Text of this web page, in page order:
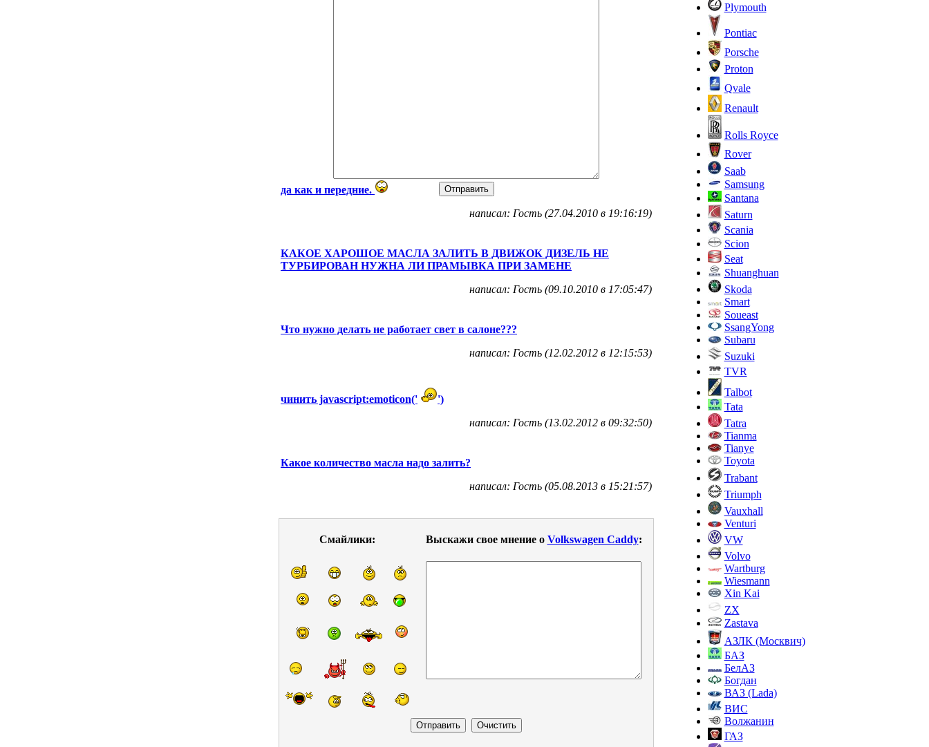
да как и передние.
написал: Гость (27.04.2010 в 19:16:19)
КАКОЕ ХАРОШОЕ МАСЛА ЗАЛИТЬ В ДВИЖОК ДИЗЕЛЬ НЕ
ТУРБИРОВАН НУЖНА ЛИ ПРАМЫВКА ПРИ ЗАМЕНЕ
написал: Гость (09.10.2010 в 17:05:47)
Что нужно делать не работает свет в салоне???
написал: Гость (12.02.2012 в 12:15:53)
чинить javascript:emoticon('
')
написал: Гость (13.02.2012 в 09:32:50)
Какое количество масла надо залить?
написал: Гость (05.08.2013 в 15:21:57)
Смайлики: Выскажи свое мнение о Volkswagen Caddy:
Plymouth
Pontiac
Porsche
Proton
Qvale
Renault
Rolls Royce
Rover
Saab
Samsung
Santana
Saturn
Scania
Scion
Seat
Shuanghuan
Skoda
Smart
Soueast
SsangYong
Subaru
Suzuki
TVR
Talbot
Tata
Tatra
Tianma
Tianye
Toyota
Trabant
Triumph
Vauxhall
Venturi
VW
Volvo
Wartburg
Wiesmann
Xin Kai
ZX
Zastava
АЗЛК (Москвич)
БАЗ
БелАЗ
Богдан
ВАЗ (Lada)
ВИС
Волжанин
ГАЗ